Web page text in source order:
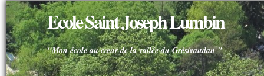
Ecole Saint Joseph Lumbin
"Mon école au cœur de la vallée du Grésivaudan "